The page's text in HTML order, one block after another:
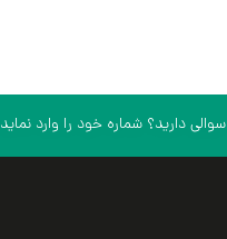
سوالی دارید؟ شماره خود را وارد